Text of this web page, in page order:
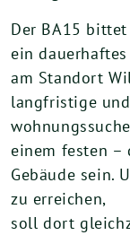
Der BA15
ein
am Standort
langfristige
einem festen –
Gebäude sein.
zu erreichen,
soll dort